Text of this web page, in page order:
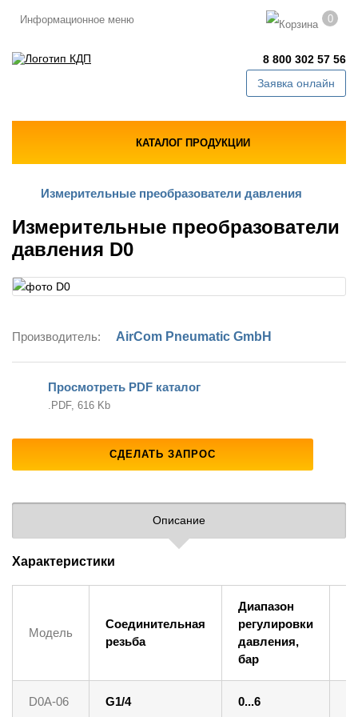
Информационное меню 0
8 800 302 57 56
Заявка онлайн
КАТАЛОГ ПРОДУКЦИИ
Измерительные преобразователи давления
Измерительные преобразователи
давления D0
Производитель: AirCom Pneumatic GmbH
Просмотреть PDF каталог
.PDF, 616 Kb
СДЕЛАТЬ ЗАПРОС
Описание
Характеристики
Модель
Соединительная
резьба
Диапазон
регулировки
давления,
бар
D0A-06 G1/4 0...6